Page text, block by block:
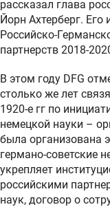
рассказал глава
Йорн Ахтерберг.
Российско-
партнерств 2018-
В этом году DFG
столько же лет
1920-е гг по
немецкой науки –
была организована
германо-советские
укрепляет
российскими
наук, договор о